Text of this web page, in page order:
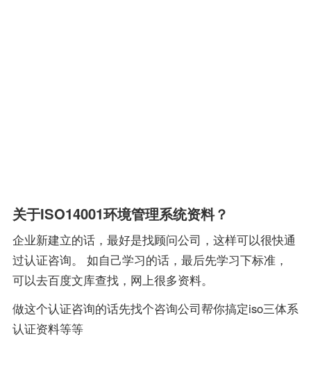
关于ISO14001环境管理系统资料？
企业新建立的话，最好是找顾问公司，这样可以很快通
过认证咨询。 如自己学习的话，最后先学习下标准，
可以去百度文库查找，网上很多资料。
做这个认证咨询的话先找个咨询公司帮你搞定iso三体系
认证资料等等